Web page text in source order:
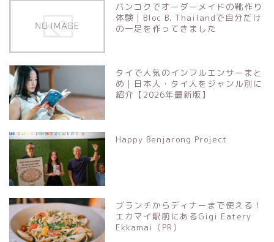
バンコクでオーダーメイドの靴作り
体験｜Bloc B. Thailandで自分だけ
の一足を作ってきました
タイで人気のインフルエンサーまと
め｜日本人・タイ人をジャンル別に
紹介【2026年最新版】
Happy Benjarong Project
ブランチからディナーまで使える！
エカマイ駅前にあるGigi Eatery
Ekkamai（PR）